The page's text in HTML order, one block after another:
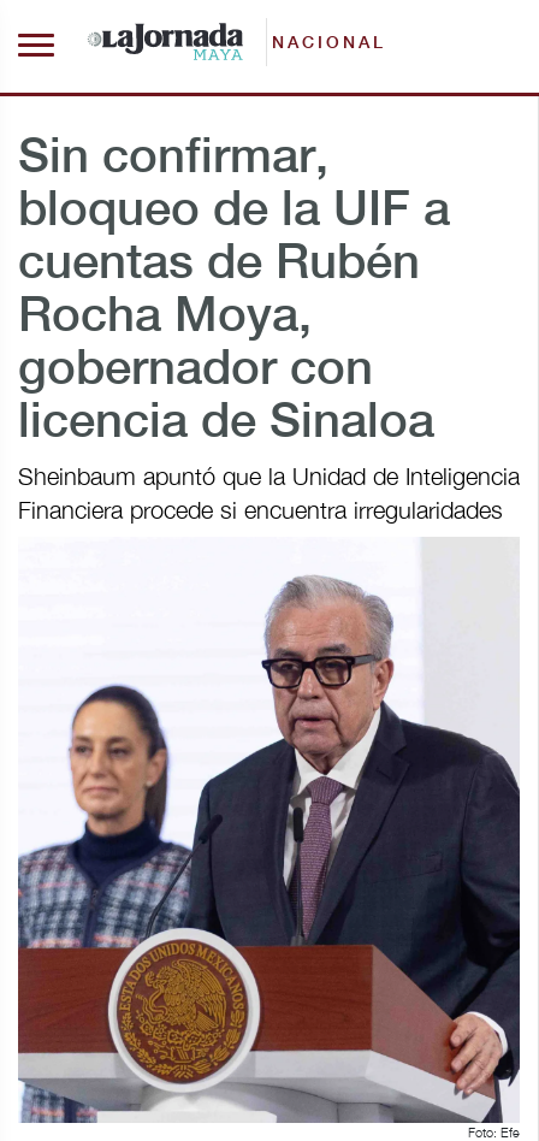
NACIONAL
Sin confirmar,
bloqueo de la UIF a
cuentas de Rubén
Rocha Moya,
gobernador con
licencia de Sinaloa
Sheinbaum apuntó que la Unidad de Inteligencia
Financiera procede si encuentra irregularidades
Foto: Efe